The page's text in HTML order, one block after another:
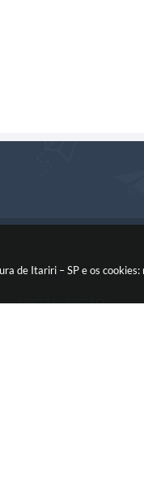
de Itariri – SP e os
LOCALIZAÇÃO